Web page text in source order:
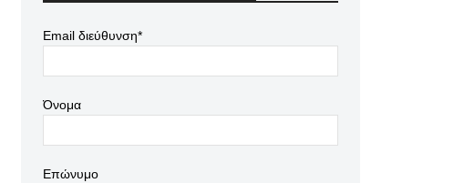
Email διεύθυνση*
Όνομα
Επώνυμο